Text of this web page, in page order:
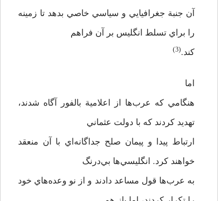
آن جنبة جغرافيايي و سياسي خاصي بدهد تا زمينه
را براي تسلط انگليس بر آن فراهم
كند.(3)
اما
هنگامي كه عرب‌ها از اعلامية بالفور آگاه شدند،
تهديد كردند كه با دولت عثماني
ارتباط پيدا و پيمان صلح جداگانه‌اي با آن منعقد
خواهند كرد. انگليسي‌ها بي‌درنگ
به عرب‌ها قول مساعد دادند و از نو وعده‌هاي خود